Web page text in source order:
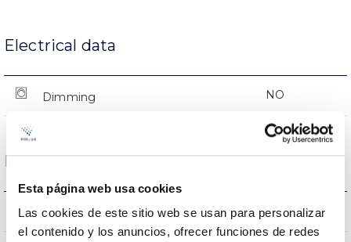
Esta página web usa cookies
Las cookies de este sitio web se usan para personalizar
el contenido y los anuncios, ofrecer funciones de redes
Electrical data
Dimming NO
Dimensions and Mounting
Measures 0x0x0mm